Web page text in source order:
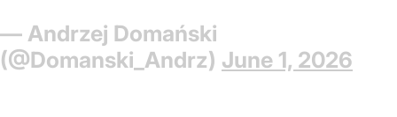
— Andrzej Domański
(@Domanski_Andrz) June 1, 2026